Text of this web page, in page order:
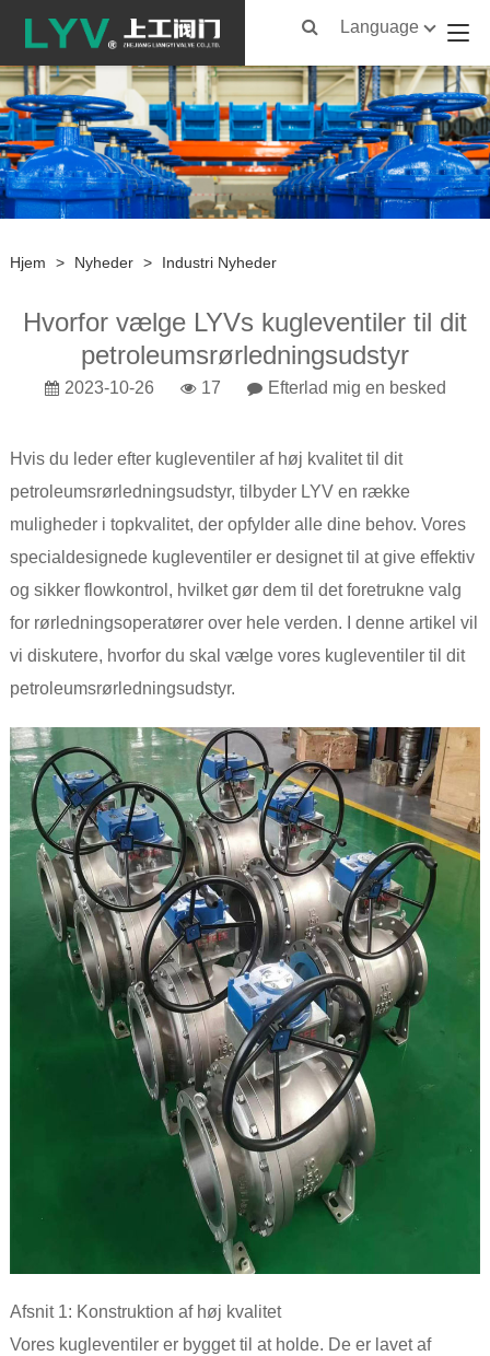
Language
Hjem > Nyheder > Industri Nyheder
Hvorfor vælge LYVs kugleventiler til dit
petroleumsrørledningsudstyr
2023-10-26 17 Efterlad mig en besked
Hvis du leder efter kugleventiler af høj kvalitet til dit
petroleumsrørledningsudstyr, tilbyder LYV en række
muligheder i topkvalitet, der opfylder alle dine behov. Vores
specialdesignede kugleventiler er designet til at give effektiv
og sikker flowkontrol, hvilket gør dem til det foretrukne valg
for rørledningsoperatører over hele verden. I denne artikel vil
vi diskutere, hvorfor du skal vælge vores kugleventiler til dit
petroleumsrørledningsudstyr.
Afsnit 1: Konstruktion af høj kvalitet
Vores kugleventiler er bygget til at holde. De er lavet af